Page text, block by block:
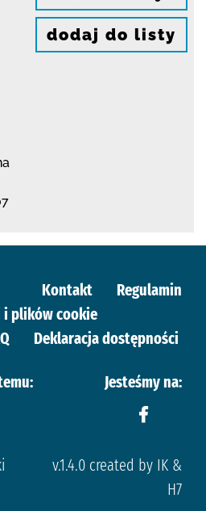
dodaj do listy
Kontakt
Regulamin
plików cookie
Deklaracja dostępności
Jesteśmy na:
v.1.4.0 created by IK &
H7